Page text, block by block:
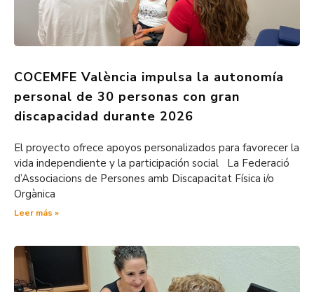
COCEMFE València impulsa la autonomía
personal de 30 personas con gran
discapacidad durante 2026
El proyecto ofrece apoyos personalizados para favorecer la
vida independiente y la participación social La Federació
d’Associacions de Persones amb Discapacitat Física i/o
Orgànica
Leer más »